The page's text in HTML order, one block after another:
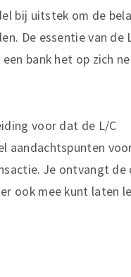
bij uitstek om de
De essentie van de
bank het op zich
voor dat de L/C
aandachtspunten
Je ontvangt de
ook mee kunt laten